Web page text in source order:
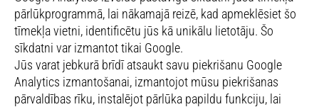
pārlūkprogrammā, lai nākamajā reizē, kad apmeklēsiet šo
tīmekļa vietni, identificētu jūs kā unikālu lietotāju. Šo
sīkdatni var izmantot tikai Google.
Jūs varat jebkurā brīdī atsaukt savu piekrišanu Google
Analytics izmantošanai, izmantojot mūsu piekrišanas
pārvaldības rīku, instalējot pārlūka papildu funkciju, lai